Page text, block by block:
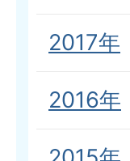
2017年
2016年